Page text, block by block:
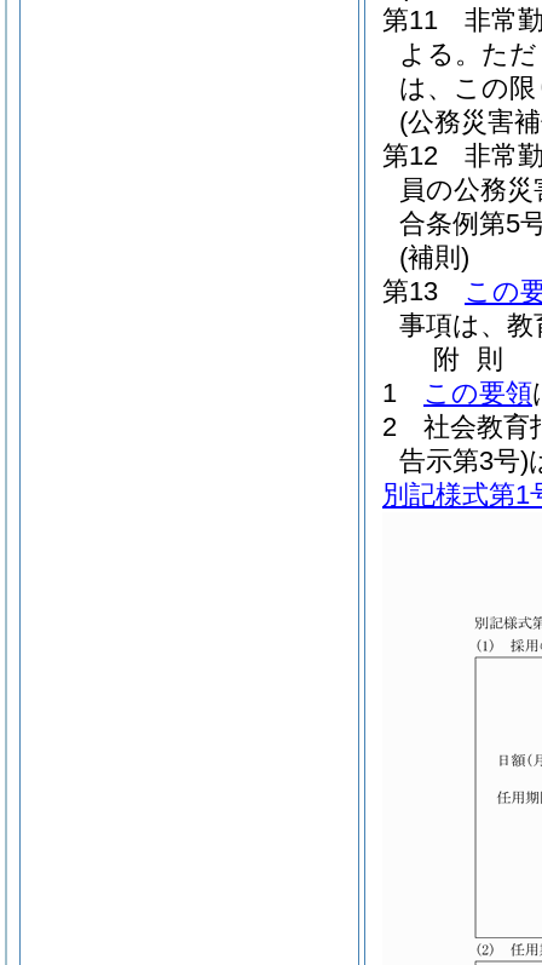
第11 非常勤
よる。た
は、この
(公務災害
第12 非常勤
員の公務
合条例第5
(補則)
第13 この
事項は、
附 則
1
この要領
2
社会教育
告示第3号)
別記様式第1